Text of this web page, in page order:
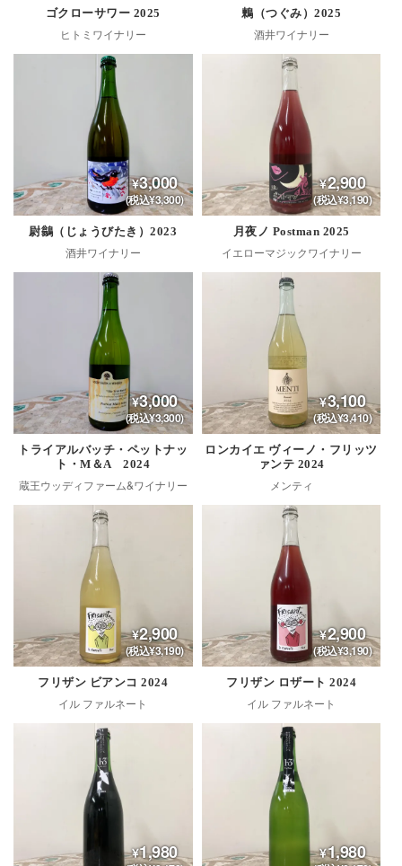
ゴクローサワー 2025
ヒトミワイナリー
鶫（つぐみ）2025
酒井ワイナリー
3,000
(税込¥3,300)
尉鶲（じょうびたき）2023
酒井ワイナリー
2,900
(税込¥3,190)
月夜ノ Postman 2025
イエローマジックワイナリー
3,000
(税込¥3,300)
トライアルバッチ・ペットナッ
ト・M＆A 2024
蔵王ウッディファーム&ワイナリー
3,100
(税込¥3,410)
ロンカイエ ヴィーノ・フリッツ
ァンテ 2024
メンティ
2,900
(税込¥3,190)
フリザン ビアンコ 2024
イル ファルネート
2,900
(税込¥3,190)
フリザン ロザート 2024
イル ファルネート
1,980 1,980